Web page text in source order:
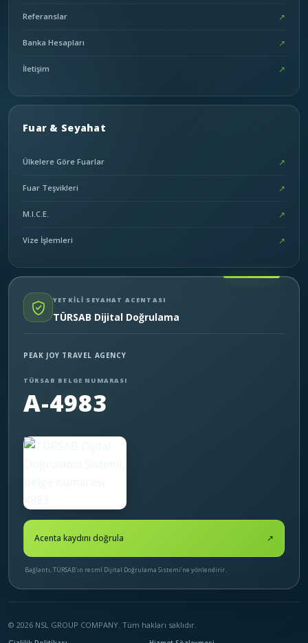
Referanslar ↗
Banka Hesapları ↗
İletişim ↗
Fuar & Seyahat
Ülkelere Göre Fuarlar ↗
Fuar Teşvikleri ↗
M.I.C.E. ↗
Vize İşlemleri ↗
YETKİLİ SEYAHAT ACENTASI
TÜRSAB Dijital Doğrulama
PEAK JOY TRAVEL AGENCY
TÜRSAB BELGE NUMARASI
A-4983
Acenta kaydını doğrula ↗
Bağlantı, TÜRSAB’ın resmî Dijital Doğrulama Sistemi’ne yönlendirir.
© 2026 NSL GROUP COMPANY. Tüm hakları saklıdır.